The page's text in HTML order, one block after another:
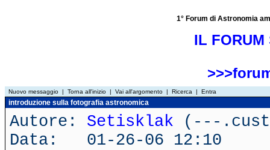
1° Forum di Astronomia
IL FORUM
Nuovo messaggio | Torna all'inizio | Vai all'argomento | Ricerca | Entra
introduzione sulla fotografia astronomica
Autore: Setisklak (---
Data: 01-26-06 12:10